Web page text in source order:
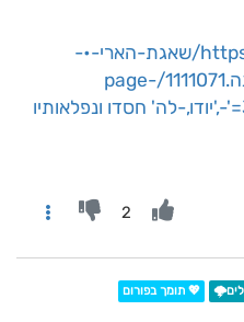
https://www.prog.co.il/threads/שאגת-הארי-•-
עדכוני-מלחמת-איראן-האחרונה.1111071/page-
399#post-16226714:~:text='-,'יודו,-לה' חסדו ונפלאותיו
2
💖 תומך בפורום